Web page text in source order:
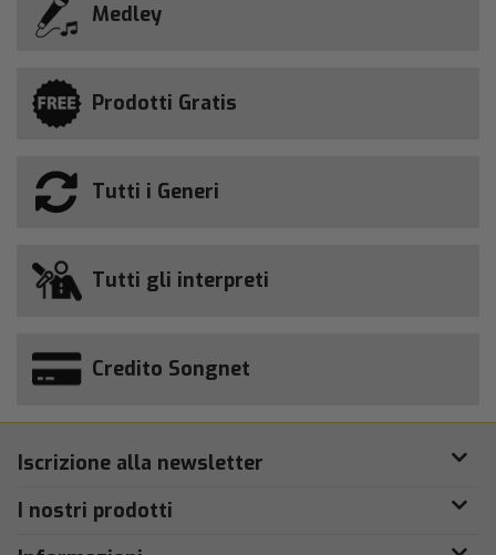
Medley
Prodotti Gratis
Tutti i Generi
Tutti gli interpreti
Credito Songnet
Iscrizione alla newsletter
I nostri prodotti